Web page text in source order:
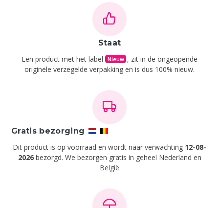
Staat
Een product met het label Nieuw , zit in de ongeopende
originele verzegelde verpakking en is dus 100% nieuw.
Gratis bezorging
Dit product is op voorraad en wordt naar verwachting 12-08-
2026bezorgd. We bezorgen gratis in geheel Nederland en
België